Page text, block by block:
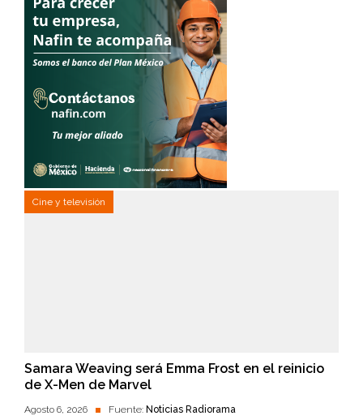
Cine y televisión
Samara Weaving será Emma Frost en el reinicio
de X-Men de Marvel
Agosto 6, 2026 Fuente: Noticias Radiorama